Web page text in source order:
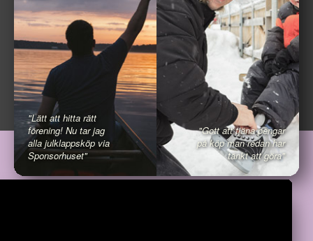
"Lätt att hitta rätt
förening! Nu tar jag
alla julklappsköp via
Sponsorhuset"
"Gott att tjäna pengar
på köp man redan har
tänkt att göra"